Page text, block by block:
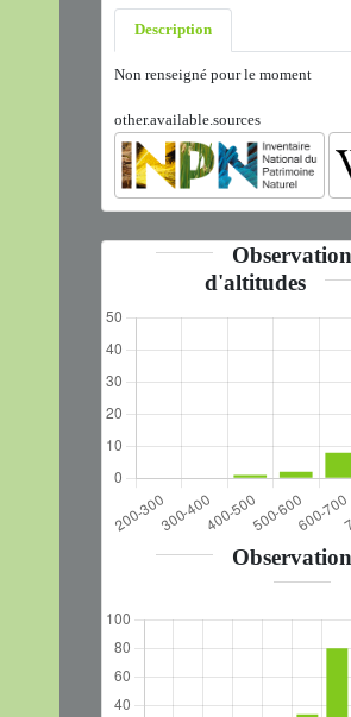
Description
Non renseigné pour le moment
other.available.sources
d'altitudes